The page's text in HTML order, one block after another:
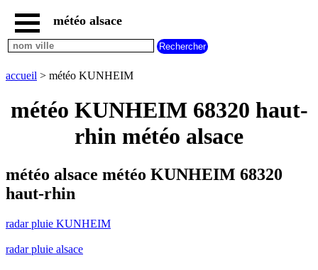
accueil
radar
KUNHEIM
météo
alsace
carte
météo
météo
météo alsace
accueil > météo KUNHEIM
météo KUNHEIM 68320 haut-
rhin météo alsace
météo alsace météo KUNHEIM 68320
haut-rhin
radar pluie KUNHEIM
radar pluie alsace